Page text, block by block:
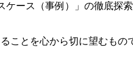
ケース（事例）」の徹底探
ことを心から切に望むもの